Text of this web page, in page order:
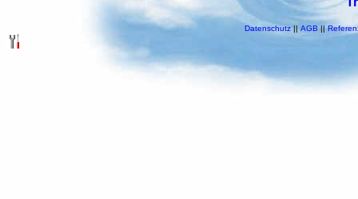
Datenschutz||AGB ||